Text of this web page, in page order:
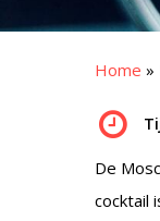
Home »
De
cocktail